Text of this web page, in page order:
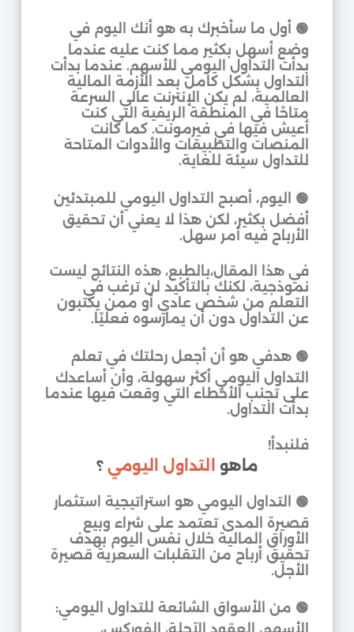
🟢 أول ما سأخبرك به هو أنك اليوم في
وضع أسهل بكثير مما كنت عليه عندما
بدأت التداول اليومي للأسهم. عندما بدأت
التداول بشكل كامل بعد الأزمة المالية
العالمية، لم يكن الإنترنت عالي السرعة
متاحًا في المنطقة الريفية التي كنت
أعيش فيها في فيرمونت. كما كانت
المنصات والتطبيقات والأدوات المتاحة
للتداول سيئة للغاية.
🟢 اليوم، أصبح التداول اليومي للمبتدئين
أفضل بكثير، لكن هذا لا يعني أن تحقيق
الأرباح فيه أمر سهل.
في هذا المقال،بالطبع، هذه النتائج ليست
نموذجية، لكنك بالتأكيد لن ترغب في
التعلم من شخص عادي أو ممن يكتبون
عن التداول دون أن يمارسوه فعليًا.
🟢 هدفي هو أن أجعل رحلتك في تعلم
التداول اليومي أكثر سهولة، وأن أساعدك
على تجنب الأخطاء التي وقعت فيها عندما
بدأت التداول.
فلنبدأ!
ماهو التداول اليومي ؟
🟢 التداول اليومي هو استراتيجية استثمار
قصيرة المدى تعتمد على شراء وبيع
الأوراق المالية خلال نفس اليوم بهدف
تحقيق أرباح من التقلبات السعرية قصيرة
الأجل.
🟢 من الأسواق الشائعة للتداول اليومي: